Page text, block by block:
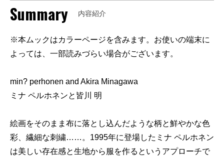
Summary 内容紹介
※本ムックはカラーページを含みます。お使いの端末に
よっては、一部読みづらい場合がございます。
min? perhonen and Akira Minagawa
ミナ ペルホネンと皆川 明
絵画をそのまま布に落とし込んだような柄と鮮やかな色
彩、繊細な刺繍……。1995年に登場したミナ ペルホネン
は美しい存在感と生地から服を作るというアプローチで